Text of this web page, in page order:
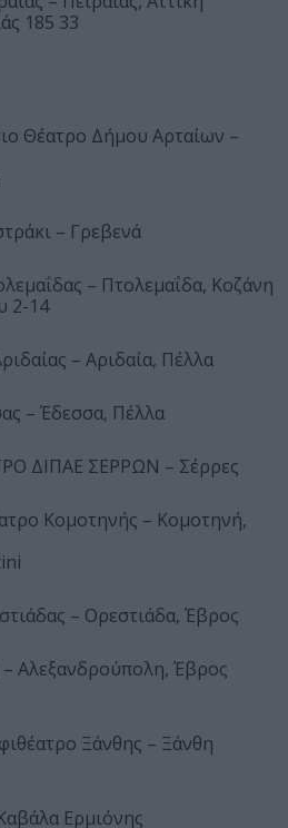
185 33
Θέατρο Δήμου Αρταίων –
– Γρεβενά
– Πτολεμαΐδα, Κοζάνη
2-14
– Αριδαία, Πέλλα
– Έδεσσα, Πέλλα
ΔΙΠΑΕ ΣΕΡΡΩΝ – Σέρρες
Κομοτηνής – Κομοτηνή,
– Ορεστιάδα, Έβρος
Αλεξανδρούπολη, Έβρος
Ξάνθης – Ξάνθη
Ερμιόνης